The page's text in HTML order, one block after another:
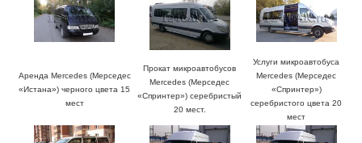
Аренда Mercedes (Мерседес
«Истана») черного цвета 15
мест
Прокат микроавтобусов
Mercedes (Мерседес
«Спринтер») серебристый
20 мест.
Услуги микроавтобуса
Mercedes (Мерседес
«Спринтер»)
серебристого цвета 20
мест